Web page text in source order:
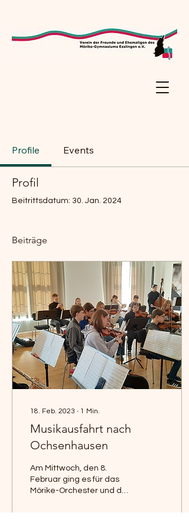
Profile Events
Profil
Beitrittsdatum: 30. Jan. 2024
Beiträge
18. Feb. 2023 ∙ 1 Min.
Musikausfahrt nach
Ochsenhausen
Am Mittwoch, den 8.
Februar ging es für das
Mörike-Orchester und den